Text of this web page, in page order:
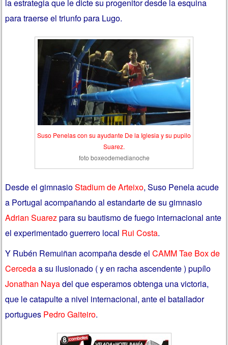
la estrategia que le dicte su progenitor desde la esquina
para traerse el triunfo para Lugo.
Suso Penelas con su ayudante De la Iglesia y su pupilo
Suarez.
foto boxeodemedianoche
Desde el gimnasioStadium de Arteixo, Suso Penela acude
a Portugal acompañando al estandarte de su gimnasio
Adrian Suarezpara su bautismo de fuego internacional ante
el experimentado guerrero local Rui Costa.
Y Rubén Remuiñan acompaña desde el CAMM Tae Box de
Cercedaa su ilusionado ( y en racha ascendente ) pupílo
Jonathan Nayadel que esperamos obtenga una victoria,
que le catapulte a nivel internacional, ante el batallador
portugues Pedro Gaiteiro.